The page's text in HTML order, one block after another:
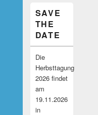
SAVE
THE
DATE
Die
Herbsttagung
2026 findet
am
19.11.2026
in